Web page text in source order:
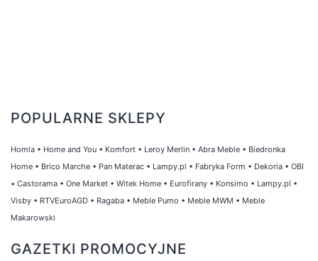
POPULARNE SKLEPY
Homla • Home and You • Komfort • Leroy Merlin • Abra Meble • Biedronka
Home • Brico Marche • Pan Materac • Lampy.pl • Fabryka Form • Dekoria • OBI
• Castorama • One Market • Witek Home • Eurofirany • Konsimo • Lampy.pl •
Visby • RTVEuroAGD • Ragaba • Meble Pumo • Meble MWM • Meble
Makarowski
GAZETKI PROMOCYJNE